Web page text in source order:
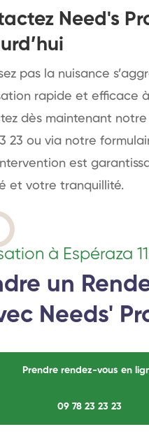
Need's
pas la nuisance
rapide et efficace à
dès maintenant
23 ou via notre
est
et votre tranquillité.
à Espéraza
un
Needs'
Prendre rendez-vous en
09 78 23 23 23